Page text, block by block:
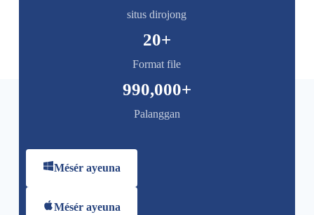
situs dirojong
Format file
20+
Palanggan
990,000+
Mésér ayeuna
Mésér ayeuna